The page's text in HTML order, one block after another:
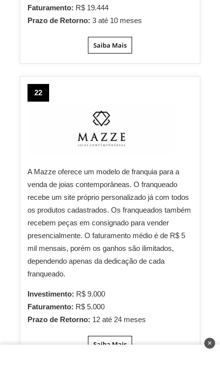
Faturamento: R$ 19.444
Prazo de Retorno: 3 até 10 meses
Saiba Mais
22
A Mazze oferece um modelo de franquia para a
venda de joias contemporâneas. O franqueado
recebe um site próprio personalizado já com todos
os produtos cadastrados. Os franqueados também
recebem peças em consignado para vender
presencialmente. O faturamento médio é de R$ 5
mil mensais, porém os ganhos são ilimitados,
dependendo apenas da dedicação de cada
franqueado.
Investimento: R$ 9.000
Faturamento: R$ 5.000
Prazo de Retorno: 12 até 24 meses
Saiba Mais ✕